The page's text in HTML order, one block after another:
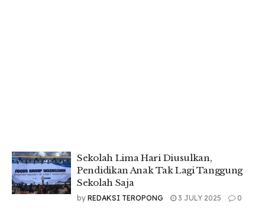
Sekolah Lima Hari Diusulkan,
Pendidikan Anak Tak Lagi Tanggung
Sekolah Saja
by REDAKSI TEROPONG 3 JULY 2025 0